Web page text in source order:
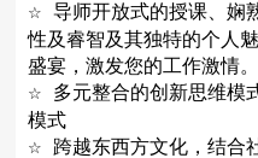
☆
导师开放式的授课、娴
性及睿智及其独特的个人
盛宴，激发您的工作激情。
☆
多元整合的创新思维模
模式
☆
跨越东西方文化，结合